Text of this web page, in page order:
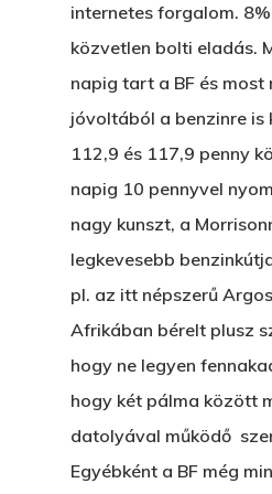
internetes forgalom.
közvetlen bolti eladás.
napig tart a BF és most
jóvoltából a benzinre is
112,9 és 117,9 penny
napig 10 pennyvel
nagy kunszt, a
legkevesebb
pl. az itt népszerű
Afrikában bérelt plusz
hogy ne legyen
hogy két pálma között
datolyával működő
Egyébként a BF még